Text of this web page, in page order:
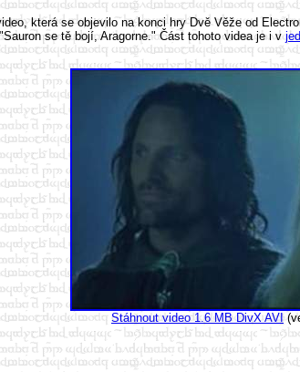
která se objevilo na konci hry Dvě Věže od
se tě bojí, Aragorne." Část tohoto videa je i v
Stáhnout video 1.6 MB DivX AVI